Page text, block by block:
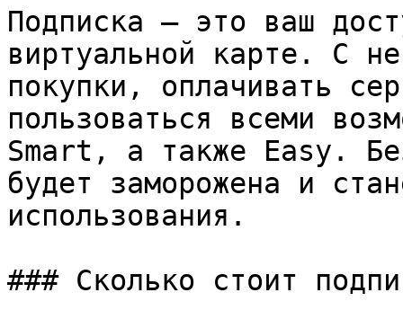
Подписка — это ваш
виртуальной карте. С
покупки, оплачивать
пользоваться всеми
Smart, а также Easy.
будет заморожена и
использования.
### Сколько стоит